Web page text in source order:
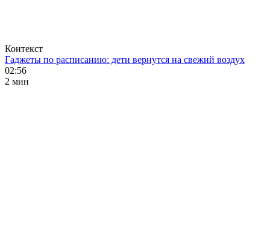
Контекст
Гаджеты по расписанию: дети вернутся на свежий воздух
02:56
2 мин